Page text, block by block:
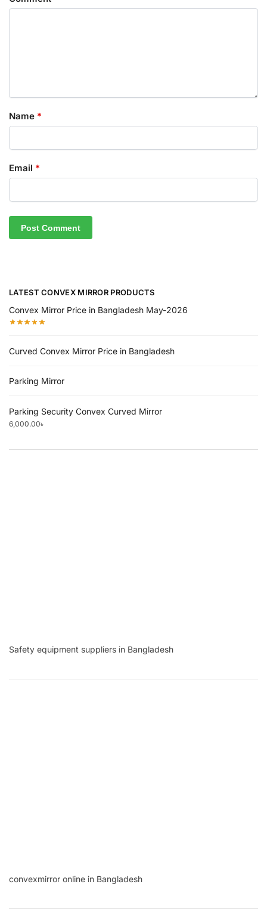
Name *
Email *
LATEST CONVEX MIRROR PRODUCTS
Convex Mirror Price in Bangladesh May-2026
Curved Convex Mirror Price in Bangladesh
Parking Mirror
Parking Security Convex Curved Mirror
6,000.00৳
Safety equipment suppliers in Bangladesh
convexmirror online in Bangladesh